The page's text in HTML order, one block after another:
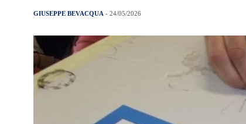
GIUSEPPE BEVACQUA - 24/05/2026